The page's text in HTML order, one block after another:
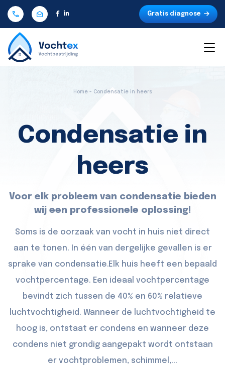
Gratis diagnose
Home - Condensatie in heers
Condensatie in
heers
Voor elk probleem van condensatie bieden
wij een professionele oplossing!
Soms is de oorzaak van vocht in huis niet direct
aan te tonen. In één van dergelijke gevallen is er
sprake van condensatie.Elk huis heeft een bepaald
vochtpercentage. Een ideaal vochtpercentage
bevindt zich tussen de 40% en 60% relatieve
luchtvochtigheid. Wanneer de luchtvochtigheid te
hoog is, ontstaat er condens en wanneer deze
condens niet grondig aangepakt wordt ontstaan
er vochtproblemen, schimmel,...